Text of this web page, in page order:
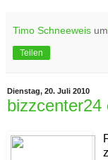
Timo Schneeweis um
Teilen
Dienstag, 20. Juli 2010
bizzcenter24